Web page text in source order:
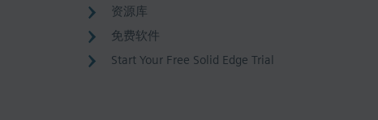
资源库
免费软件
Start Your Free Solid Edge Trial